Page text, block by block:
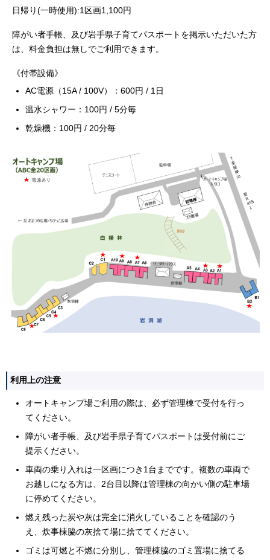
日帰り(一時使用):1区画1,100円
障がい者手帳、及び岩手県子育てパスポートを掲示いただいた方
は、料金負担は無しでご利用できます。
《付帯設備》
AC電源（15A / 100V）：600円 / 1日
温水シャワー：100円 / 5分毎
乾燥機：100円 / 20分毎
利用上の注意
オートキャンプ場ご利用の際は、必ず管理棟で受付を行っ
てください。
障がい者手帳、及び岩手県子育てパスポートは受付前にご
提示ください。
車両の乗り入れは一区画につき1台までです。複数の車両で
お越しになる方は、2台目以降は管理棟の向かい側の駐車場
に停めてください。
燃え残った炭や灰は完全に消火していることを確認のう
え、炊事棟脇の灰捨て場に捨ててください。
ゴミは可燃と不燃に分別し、管理棟脇のゴミ置場に捨てる